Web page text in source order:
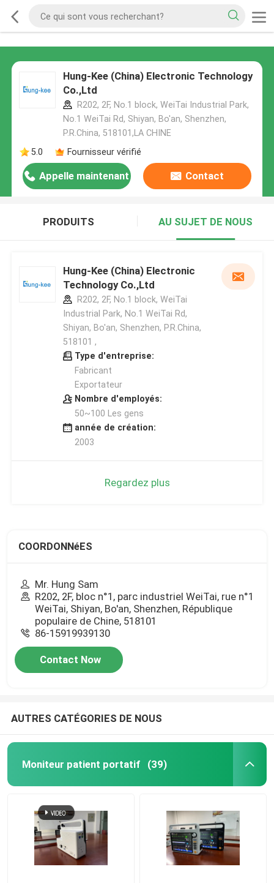
Hung-Kee (China) Electronic Technology
Co.,Ltd
R202, 2F, No.1 block, WeiTai Industrial Park,
No.1 WeiTai Rd, Shiyan, Bo'an, Shenzhen,
P.R.China, 518101​​​​​​​,LA CHINE
5.0
Fournisseur vérifié
Appelle maintenant Contact
PRODUITS AU SUJET DE NOUS
Hung-Kee (China) Electronic
Technology Co.,Ltd
R202, 2F, No.1 block, WeiTai
Industrial Park, No.1 WeiTai Rd,
Shiyan, Bo'an, Shenzhen, P.R.China,
518101​​​​​​​ ,
Type d'entreprise:
Fabricant
Exportateur
Nombre d'employés:
50~100 Les gens
année de création:
2003
Regardez plus
COORDONNéES
Mr. Hung Sam
R202, 2F, bloc n°1, parc industriel WeiTai, rue n°1
WeiTai, Shiyan, Bo'an, Shenzhen, République
populaire de Chine, 518101
86-15919939130
Contact Now
AUTRES CATÉGORIES DE NOUS
Moniteur patient portatif (39)